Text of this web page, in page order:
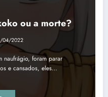
ou a morte?
04/2022
naufrágio, foram parar
e cansados, eles…